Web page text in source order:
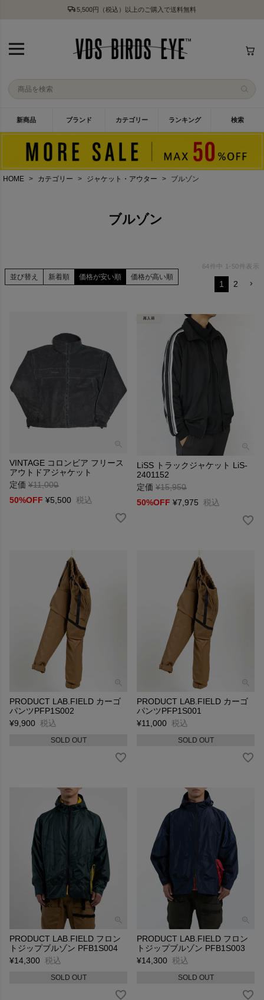
5,500円（税込）以上のご購入で送料無料
新商品 ブランド カテゴリー ランキング 検索
HOME カテゴリー ジャケット・アウター ブルゾン
ブルゾン
並び替え 新着順 価格が安い順 価格が高い順
64 件中 1 - 50件表示
1 2
VINTAGE コロンビア フリース
アウトドアジャケット
定価 ¥11,000
→
50%OFF ¥5,500 税込
LiSS トラックジャケット LiS-
2401152
定価 ¥15,950
→
50%OFF ¥7,975 税込
PRODUCT LAB.FIELD カーゴ
パンツPFP1S002
¥9,900 税込
SOLD OUT
PRODUCT LAB.FIELD カーゴ
パンツPFP1S001
¥11,000 税込
SOLD OUT
PRODUCT LAB.FIELD フロン
トジップブルゾン PFB1S004
¥14,300 税込
SOLD OUT
PRODUCT LAB.FIELD フロン
トジップブルゾン PFB1S003
¥14,300 税込
SOLD OUT